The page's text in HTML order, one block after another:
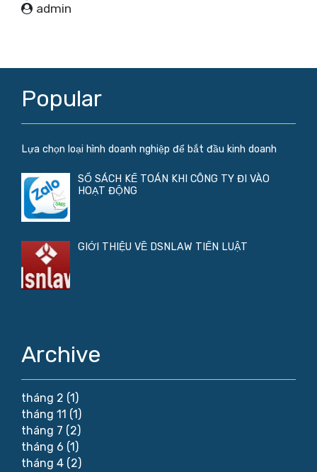
admin
Popular
Lựa chọn loại hình doanh nghiệp để bắt đầu kinh doanh
SỔ SÁCH KẾ TOÁN KHI CÔNG TY ĐI VÀO
HOẠT ĐỘNG
GIỚI THIỆU VỀ DSNLAW TIẾN LUẬT
Archive
tháng 2 (1)
tháng 11 (1)
tháng 7 (2)
tháng 6 (1)
tháng 4 (2)